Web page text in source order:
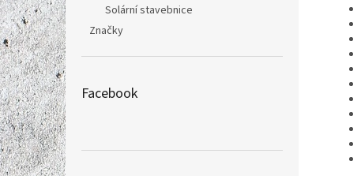
Solární stavebnice
Značky
Facebook